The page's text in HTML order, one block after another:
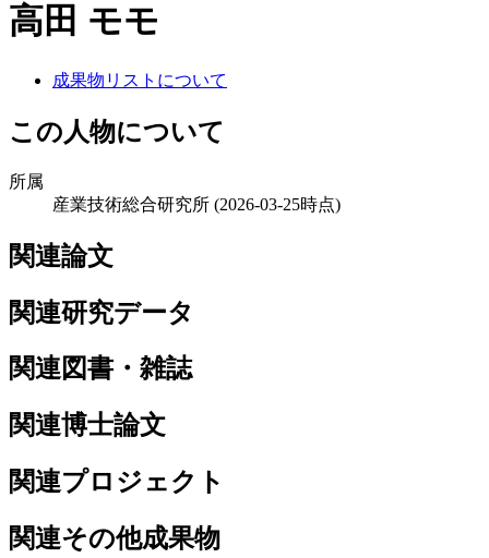
高田 モモ
成果物リストについて
この人物について
所属
産業技術総合研究所 (2026-03-25時点)
関連論文
関連研究データ
関連図書・雑誌
関連博士論文
関連プロジェクト
関連その他成果物